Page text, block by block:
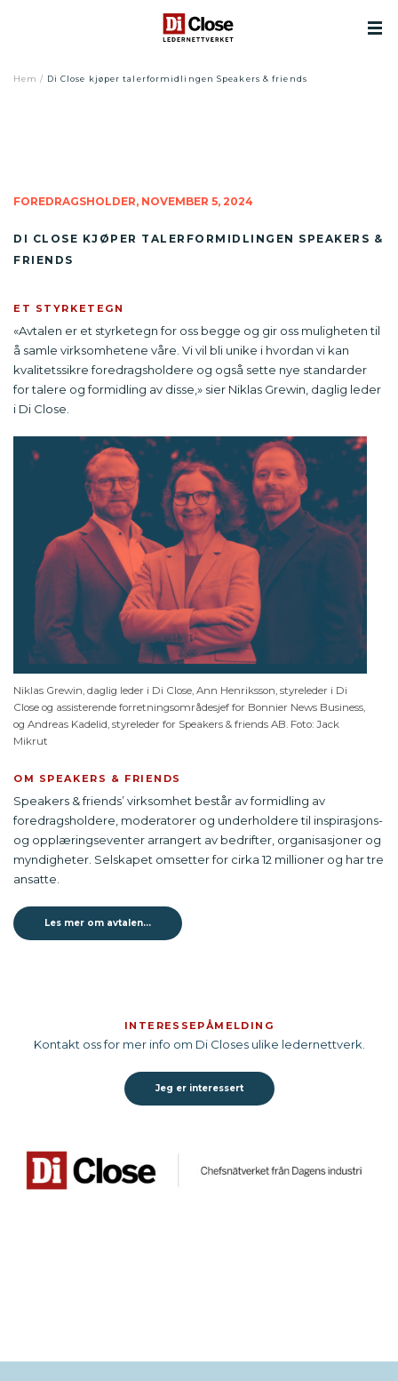
Hem / Di Close kjøper talerformidlingen Speakers & friends
FOREDRAGSHOLDER, NOVEMBER 5, 2024
DI CLOSE KJØPER TALERFORMIDLINGEN SPEAKERS &
FRIENDS
ET STYRKETEGN
«Avtalen er et styrketegn for oss begge og gir oss muligheten til
å samle virksomhetene våre. Vi vil bli unike i hvordan vi kan
kvalitetssikre foredragsholdere og også sette nye standarder
for talere og formidling av disse,» sier Niklas Grewin, daglig leder
i Di Close.
Niklas Grewin, daglig leder i Di Close, Ann Henriksson, styreleder i Di
Close og assisterende forretningsområdesjef for Bonnier News Business,
og Andreas Kadelid, styreleder for Speakers & friends AB. Foto: Jack
Mikrut
OM SPEAKERS & FRIENDS
Speakers & friends’ virksomhet består av formidling av
foredragsholdere, moderatorer og underholdere til inspirasjons-
og opplæringseventer arrangert av bedrifter, organisasjoner og
myndigheter. Selskapet omsetter for cirka 12 millioner og har tre
ansatte.
Les mer om avtalen…
INTERESSEPÅMELDING
Kontakt oss for mer info om Di Closes ulike ledernettverk.
Jeg er interessert